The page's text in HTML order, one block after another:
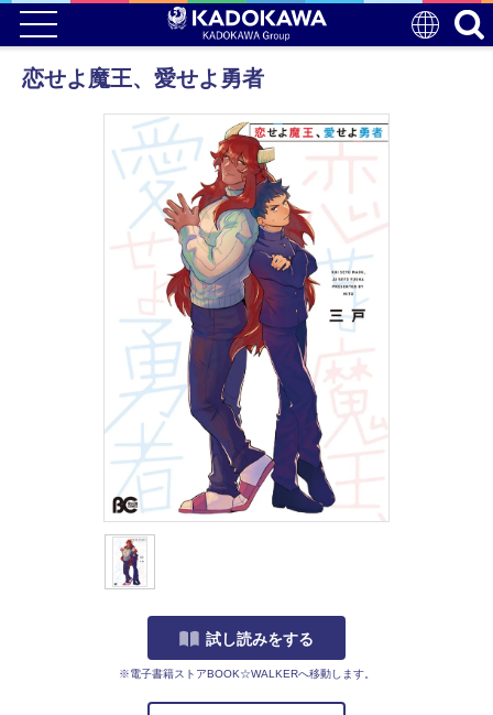
恋せよ魔王、愛せよ勇者
試し読みをする
※電子書籍ストアBOOK☆WALKERへ移動します。